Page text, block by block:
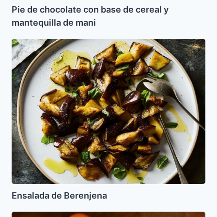
Pie de chocolate con base de cereal y
mantequilla de mani
Ensalada
de
Berenjena
Ensalada de Berenjena